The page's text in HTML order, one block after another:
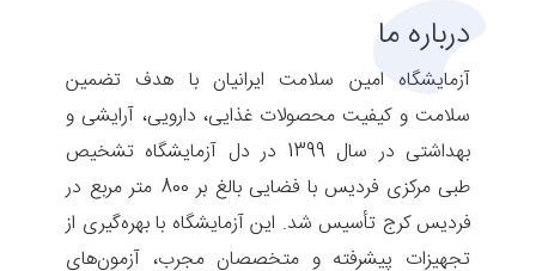
درباره ما
آزمایشگاه امین سلامت ایرانیان با هدف تضمین
سلامت و کیفیت محصولات غذایی، دارویی، آرایشی و
بهداشتی در سال 1399 در دل آزمایشگاه تشخیص
طبی مرکزی فردیس با فضایی بالغ بر 800 متر مربع در
فردیس کرج تأسیس شد. این آزمایشگاه با بهره‌گیری از
تجهیزات پیشرفته و متخصصان مجرب، آزمون‌های